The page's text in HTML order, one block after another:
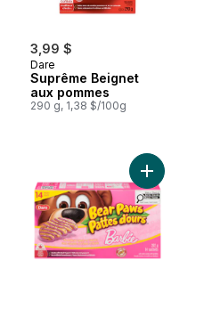
3,99 $
Dare
Suprême Beignet
aux pommes
290 g, 1,38 $/100g
Petit Gâteau à la Vanille